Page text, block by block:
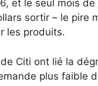
et le seul mois de
sortir – le pire
les produits.
Citi ont lié la
plus faible